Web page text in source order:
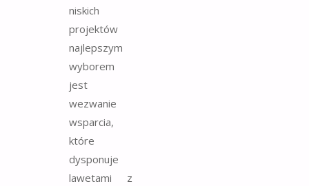
niskich
projektów
najlepszym
wyborem
jest
wezwanie
wsparcia,
które
dysponuje
lawetami z